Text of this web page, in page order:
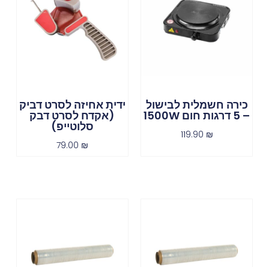
כירה חשמלית לבישול
– 5 דרגות חום 1500W
119.90 ₪
ידית אחיזה לסרט דביק
(אקדח לסרט דבק
סלוטייפ)
79.00 ₪